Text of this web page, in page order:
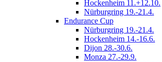
Hockenheim 11.+12.10.
Nürburgring 19.-21.4.
Endurance Cup
Nürburgring 19.-21.4.
Hockenheim 14.-16.6.
Dijon 28.-30.6.
Monza 27.-29.9.